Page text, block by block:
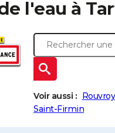
l'eau à
Voir aussi :
Saint-Firmin